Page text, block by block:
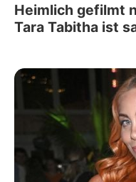
Heimlich gefilmt
Tara Tabitha ist